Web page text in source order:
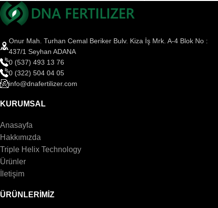
Onur Mah. Turhan Cemal Beriker Bulv. Kiza İş Mrk. A-4 Blok No :
437/1 Seyhan ADANA
0 (537) 493 13 76
0 (322) 504 04 05
info@dnafertilizer.com
KURUMSAL
Anasayfa
Hakkımızda
Triple Helix Technology
Ürünler
İletişim
ÜRÜNLERİMİZ